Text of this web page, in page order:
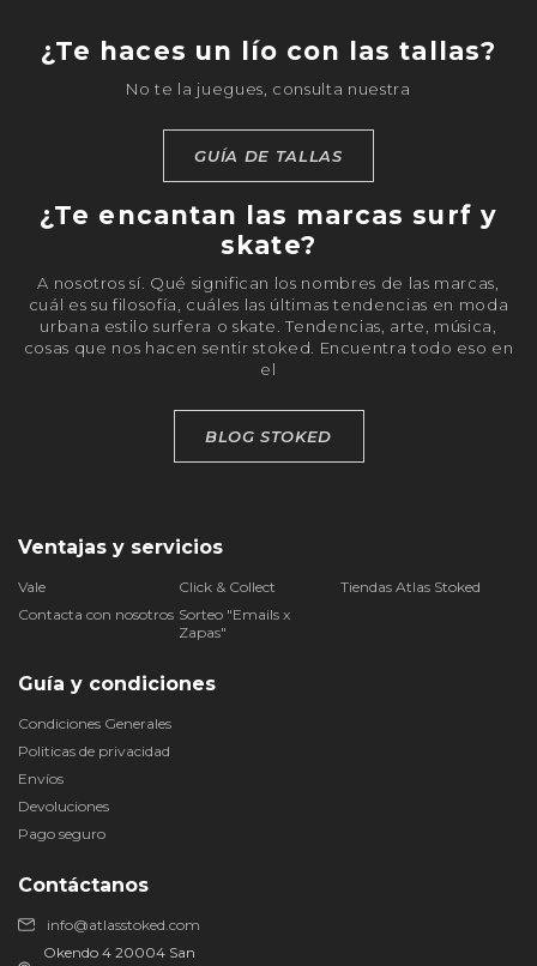
Contáctanos
info@atlasstoked.com
Okendo 4 20004 San
Ventajas y servicios
Vale Click & Collect
Tiendas Atlas Stoked
Contacta con nosotros Sorteo "Emails x
Zapas"
Guía y condiciones
Condiciones Generales
Politicas de privacidad
Envíos
Devoluciones
Pago seguro
¿Te haces un lío con las tallas?
No te la juegues, consulta nuestra
GUÍA DE TALLAS
¿Te encantan las marcas surf y
skate?
A nosotros sí. Qué significan los nombres de las marcas,
cuál es su filosofía, cuáles las últimas tendencias en moda
urbana estilo surfera o skate. Tendencias, arte, música,
cosas que nos hacen sentir stoked. Encuentra todo eso en
el
BLOG STOKED